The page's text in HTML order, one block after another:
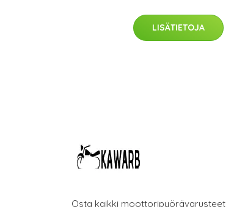
LISÄTIETOJA
Osta kaikki moottoripyörävarusteet